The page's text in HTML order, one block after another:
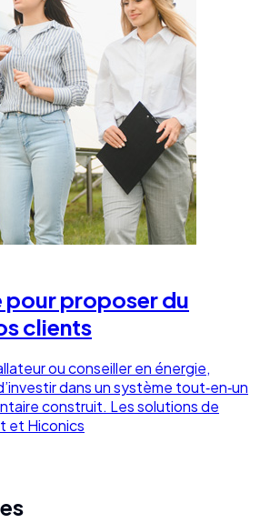
pour proposer du
clients
ou conseiller en énergie,
dans un système tout‑en‑un
construit. Les solutions de
et Hiconics